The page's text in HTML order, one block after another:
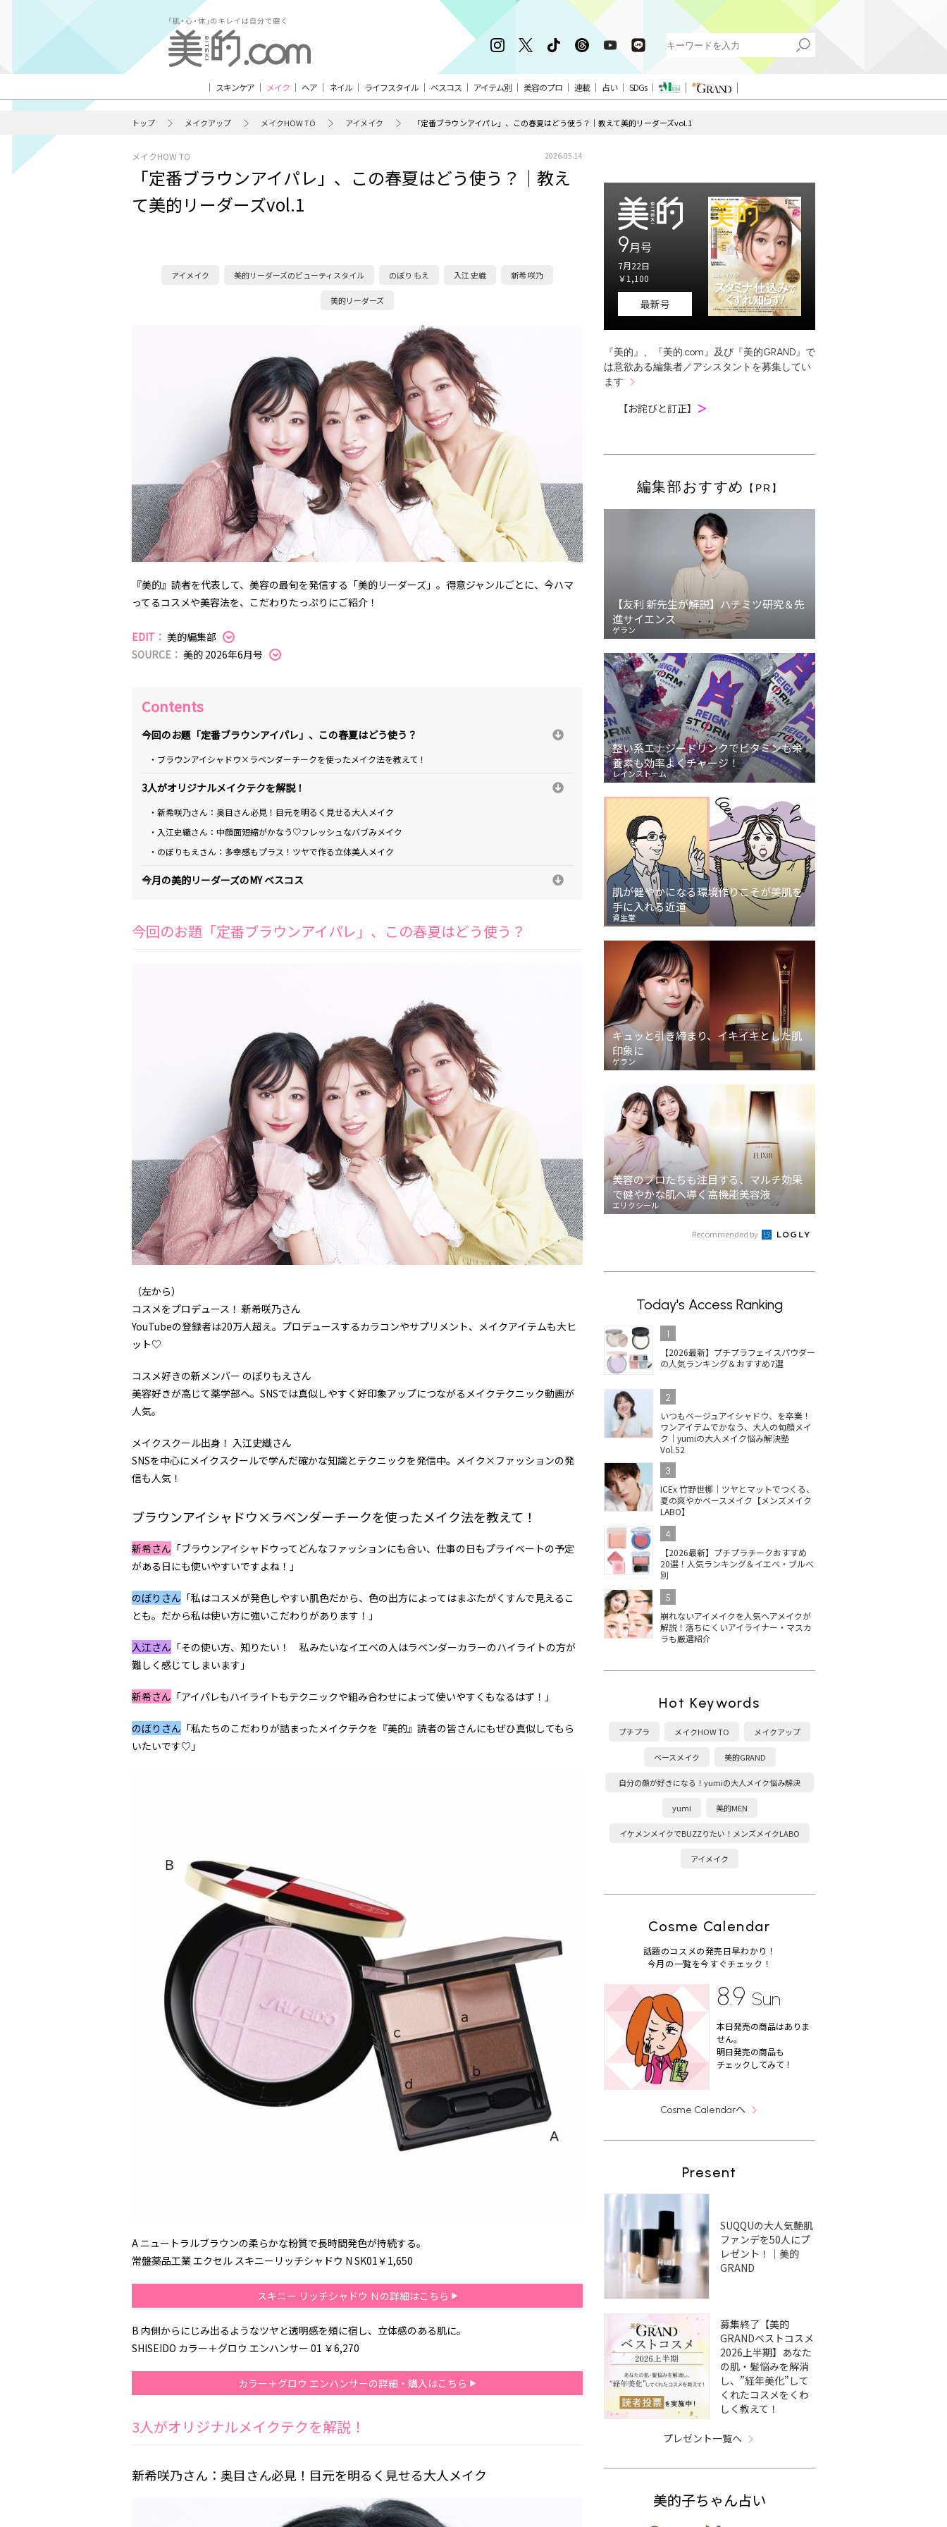
スキンケア メイク ヘア ネイル ライフスタイル ベスコス アイテム別 美容のプロ 連載 占い SDGs
トップ メイクアップ メイクHOW TO アイメイク 「定番ブラウンアイパレ」、この春夏はどう使う？｜教えて美的リーダーズvol.1
メイクHOW TO 2026.05.14
「定番ブラウンアイパレ」、この春夏はどう使う？｜教え
て美的リーダーズvol.1
アイメイク 美的リーダーズのビューティスタイル のぼり もえ 入江 史織 新希 咲乃
美的リーダーズ
『美的』読者を代表して、美容の最旬を発信する「美的リーダーズ」。得意ジャンルごとに、今ハマ
ってるコスメや美容法を、こだわりたっぷりにご紹介！
EDIT： 美的編集部
SOURCE： 美的 2026年6月号
Contents
今回のお題「定番ブラウンアイパレ」、この春夏はどう使う？
・ブラウンアイシャドウ×ラベンダーチークを使ったメイク法を教えて！
3人がオリジナルメイクテクを解説！
・新希咲乃さん：奥目さん必見！目元を明るく見せる大人メイク
・入江史織さん：中顔面短縮がかなう♡フレッシュなバブみメイク
・のぼりもえさん：多幸感もプラス！ツヤで作る立体美人メイク
今月の美的リーダーズのMY ベスコス
今回のお題「定番ブラウンアイパレ」、この春夏はどう使う？
（左から）
コスメをプロデュース！ 新希咲乃さん
YouTubeの登録者は20万人超え。プロデュースするカラコンやサプリメント、メイクアイテムも大ヒ
ット♡
コスメ好きの新メンバー のぼりもえさん
美容好きが高じて薬学部へ。SNSでは真似しやすく好印象アップにつながるメイクテクニック動画が
人気。
メイクスクール出身！ 入江史織さん
SNSを中心にメイクスクールで学んだ確かな知識とテクニックを発信中。メイク×ファッションの発
信も人気！
ブラウンアイシャドウ×ラベンダーチークを使ったメイク法を教えて！
新希さん 「ブラウンアイシャドウってどんなファッションにも合い、仕事の日もプライベートの予定
がある日にも使いやすいですよね！」
のぼりさん 「私はコスメが発色しやすい肌色だから、色の出方によってはまぶたがくすんで見えるこ
とも。だから私は使い方に強いこだわりがあります！」
入江さん 「その使い方、知りたい！ 私みたいなイエベの人はラベンダーカラーのハイライトの方が
難しく感じてしまいます」
新希さん 「アイパレもハイライトもテクニックや組み合わせによって使いやすくもなるはず！」
のぼりさん 「私たちのこだわりが詰まったメイクテクを『美的』読者の皆さんにもぜひ真似してもら
いたいです♡」
A ニュートラルブラウンの柔らかな粉質で長時間発色が持続する。
常盤薬品工業 エクセル スキニーリッチシャドウ N SK01￥1,650
スキニー リッチシャドウ Ｎの詳細はこちら
B 内側からにじみ出るようなツヤと透明感を頰に宿し、立体感のある肌に。
SHISEIDO カラー＋グロウ エンハンサー 01 ￥6,270
カラー＋グロウ エンハンサーの詳細・購入はこちら
3人がオリジナルメイクテクを解説！
新希咲乃さん：奥目さん必見！目元を明るく見せる大人メイク
9月号
7月22日
￥1,100
最新号
『美的』、『美的.com』及び『美的GRAND』で
は意欲ある編集者／アシスタントを募集してい
ます
【お詫びと訂正】 ＞
編集部おすすめ 【PR】
【友利 新先生が解説】ハチミツ研究＆先
進サイエンス
ゲラン
整い系エナジードリンクでビタミンも栄
養素も効率よくチャージ！
レインストーム
肌が健やかになる環境作りこそが美肌を
手に入れる近道
資生堂
キュッと引き締まり、イキイキとした肌
印象に
ゲラン
美容のプロたちも注目する、マルチ効果
で健やかな肌へ導く高機能美容液
エリクシール
Recommended by
Today's Access Ranking
1
【2026最新】プチプラフェイスパウダー
の人気ランキング＆おすすめ7選
2
いつもベージュアイシャドウ、を卒業！
ワンアイテムでかなう、大人の旬顔メイ
ク｜yumiの大人メイク悩み解決塾
Vol.52
3
ICEx 竹野世梛｜ツヤとマットでつくる、
夏の爽やかベースメイク【メンズメイク
LABO】
4
【2026最新】プチプラチークおすすめ
20選！人気ランキング＆イエベ・ブルべ
別
5
崩れないアイメイクを人気ヘアメイクが
解説！落ちにくいアイライナー・マスカ
ラも厳選紹介
Hot Keywords
プチプラ メイクHOW TO メイクアップ
ベースメイク 美的GRAND
自分の顔が好きになる！yumiの大人メイク悩み解決
yumi 美的MEN
イケメンメイクでBUZZりたい！メンズメイクLABO
アイメイク
Cosme Calendar
話題のコスメの発売日早わかり！
今月の一覧を今すぐチェック！
8.9 Sun
本日発売の商品はありま
せん。
明日発売の商品も
チェックしてみて！
Cosme Calendarへ
Present
SUQQUの大人気艶肌
ファンデを50人にプ
レゼント！｜美的
GRAND
募集終了【美的
GRANDベストコスメ
2026上半期】あなた
の肌・髪悩みを解消
し、”経年美化”して
くれたコスメをくわ
しく教えて！
プレゼント一覧へ
美的子ちゃん占い